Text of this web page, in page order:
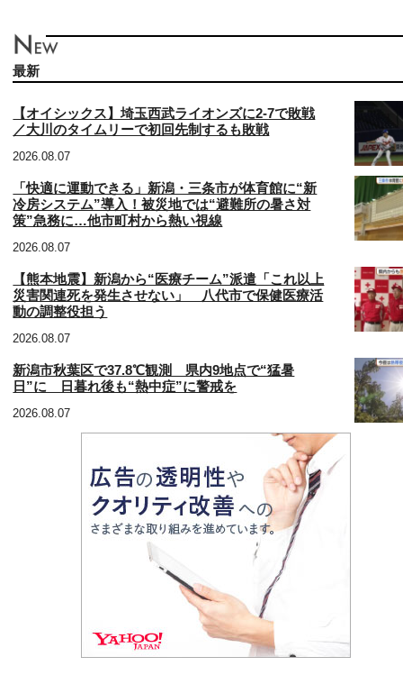
最新
【オイシックス】埼玉西武ライオンズに2-7で敗戦
／大川のタイムリーで初回先制するも敗戦
2026.08.07
「快適に運動できる」新潟・三条市が体育館に“新
冷房システム”導入！被災地では“避難所の暑さ対
策”急務に…他市町村から熱い視線
2026.08.07
【熊本地震】新潟から“医療チーム”派遣「これ以上
災害関連死を発生させない」 八代市で保健医療活
動の調整役担う
2026.08.07
新潟市秋葉区で37.8℃観測 県内9地点で“猛暑
日”に 日暮れ後も“熱中症”に警戒を
2026.08.07